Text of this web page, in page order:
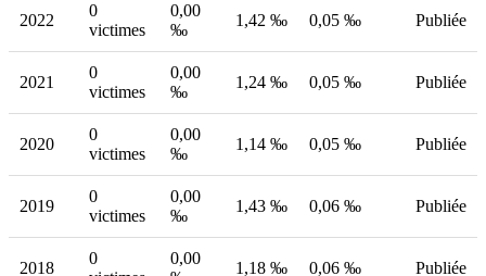
2022
0
victimes
0,00
‰
1,42 ‰ 0,05 ‰ Publiée
2021
0
victimes
0,00
‰
1,24 ‰ 0,05 ‰ Publiée
2020
0
victimes
0,00
‰
1,14 ‰ 0,05 ‰ Publiée
2019
0
victimes
0,00
‰
1,43 ‰ 0,06 ‰ Publiée
2018
0
0,00
1,18 ‰ 0,06 ‰ Publiée